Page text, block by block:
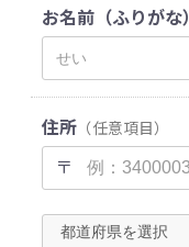
お名前（ふりがな）
住所 （任意項目）
〒